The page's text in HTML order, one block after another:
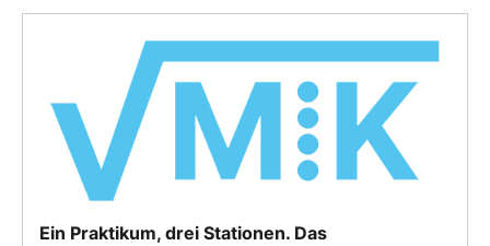
Ein Praktikum, drei Stationen. Das